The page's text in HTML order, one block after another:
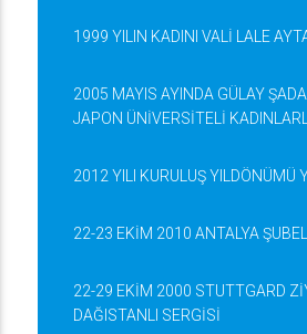
1999 YILIN KADINI VALİ LALE
2005 MAYIS AYINDA GÜLAY
JAPON ÜNİVERSİTELİ
2012 YILI KURULUŞ YILDÖNÜMÜ
22-23 EKİM 2010 ANTALYA
22-29 EKİM 2000 STUTTGARD
DAĞISTANLI SERGİSİ